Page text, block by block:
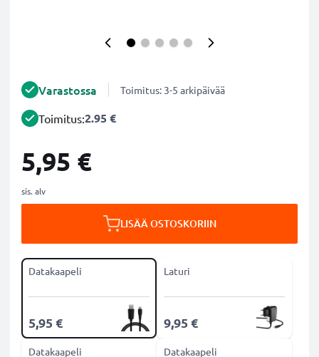
Varastossa Toimitus: 3-5 arkipäivää
Toimitus:2.95 €
5,95 €
sis. alv
LISÄÄ OSTOSKORIIN
Datakaapeli
5,95 €
Laturi
9,95 €
Datakaapeli Datakaapeli